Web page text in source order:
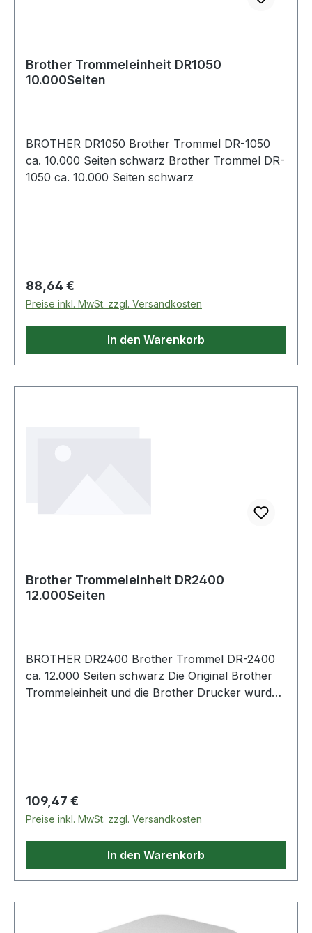
Brother Trommeleinheit DR1050
10.000Seiten
BROTHER DR1050 Brother Trommel DR-1050
ca. 10.000 Seiten schwarz Brother Trommel DR-
1050 ca. 10.000 Seiten schwarz
Regulärer Preis:
88,64 €
Preise inkl. MwSt. zzgl. Versandkosten
In den Warenkorb
Brother Trommeleinheit DR2400
12.000Seiten
BROTHER DR2400 Brother Trommel DR-2400
ca. 12.000 Seiten schwarz Die Original Brother
Trommeleinheit und die Brother Drucker wurden
Regulärer Preis:
109,47 €
Preise inkl. MwSt. zzgl. Versandkosten
In den Warenkorb